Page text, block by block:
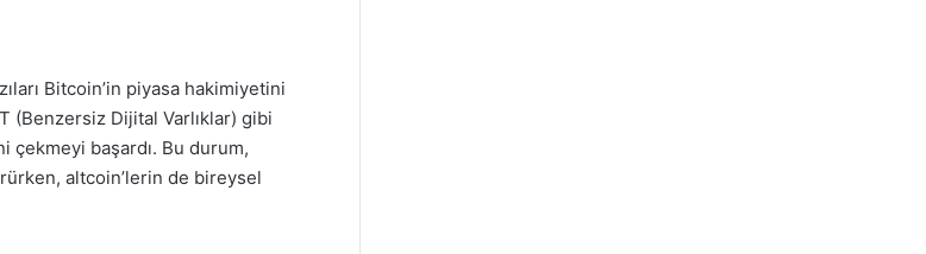
Bitcoin’in piyasa hakimiyetini
(Benzersiz Dijital Varlıklar) gibi
çekmeyi başardı. Bu durum,
altcoin’lerin de bireysel